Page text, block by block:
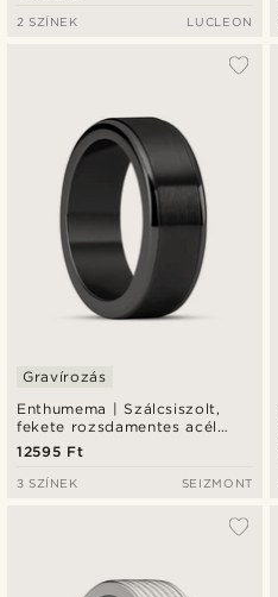
2 SZÍNEK LUCLEON
Enthumema | Szálcsiszolt,
fekete rozsdamentes acél
Fidget gyűrű - 8 mm
Gravírozás
12595 Ft
3 SZÍNEK SEIZMONT